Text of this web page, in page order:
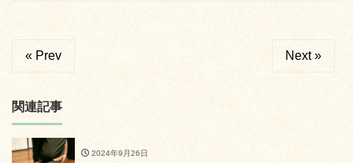
« Prev Next »
関連記事
2024年9月26日